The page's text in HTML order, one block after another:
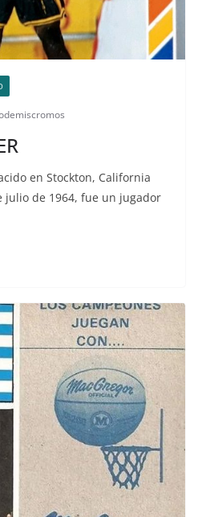
en Stockton, California
julio de 1964, fue un jugador